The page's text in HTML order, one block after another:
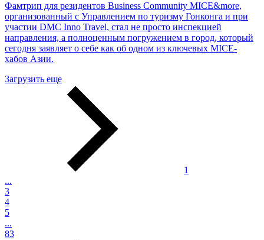
Фамтрип для резидентов Business Community MICE&more,
организованный с Управлением по туризму Гонконга и при
участии DMC Inno Travel, стал не просто инспекцией
направления, а полноценным погружением в город, который
сегодня заявляет о себе как об одном из ключевых MICE-
хабов Азии.
Загрузить еще
1
...
3
4
5
...
83